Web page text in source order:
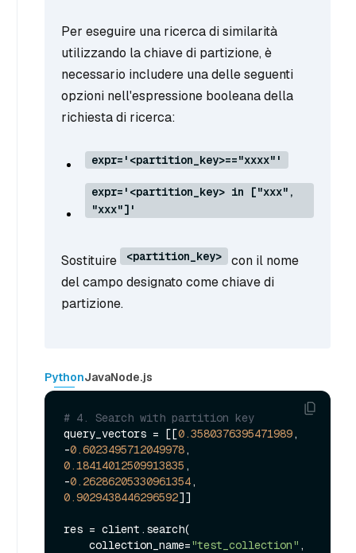
Per eseguire una ricerca di similarità
utilizzando la chiave di partizione, è
necessario includere una delle seguenti
opzioni nell'espressione booleana della
richiesta di ricerca:
expr='<partition_key>=="xxxx"'
expr='<partition_key> in ["xxx",
"xxx"]'
Sostituire <partition_key>
con il nome
del campo designato come chiave di
partizione.
PythonJavaNode.js
# 4. Search with partition key
query_vectors = [[0.3580376395471989 ,
-0.6023495712049978
0.18414012509913835 ,
-0.26286205330961354
0.9029438446296592]]
res = client.search(
    collection_name=
"test_collection" ,